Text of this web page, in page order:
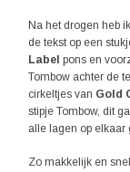
Na het drogen heb
de tekst op een
Label pons en
Tombow achter de
cirkeltjes van Gold
stipje Tombow, dit
alle lagen op elkaar
Zo makkelijk en